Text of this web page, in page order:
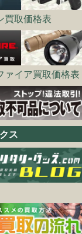
買取価格表
ァイア買取価格表
ス